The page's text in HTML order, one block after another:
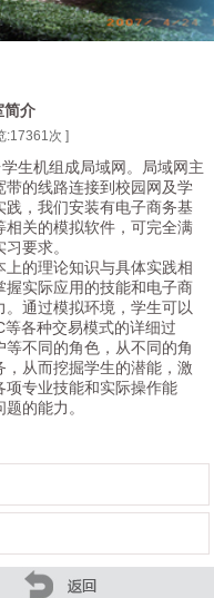
简介
:17361次 ]
生机组成局域网。局域网主
的线路连接到校园网及学
，我们安装有电子商务基
关的模拟软件，可完全满
要求。
的理论知识与具体实践相
实际应用的技能和电子商
通过模拟环境，学生可以
各种交易模式的详细过
不同的角色，从不同的角
从而挖掘学生的潜能，激
专业技能和实际操作能
的能力。